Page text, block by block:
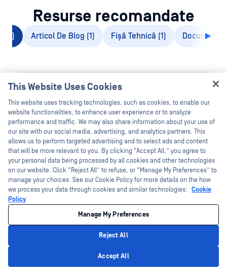
Resurse recomandate
(3) Articol De Blog (1) Fișă Tehnică (1)
Fișă Tehnică
Fișa tehnică MetaDefender ICAP
This Website Uses Cookies
This website uses tracking technologies, such as cookies, to enable our
website functionalities, to enhance user experience or to analyze
performance and traffic. We may also share information about your use of
our site with our social media, advertising, and analytics partners. This
allows us to perform targeted advertising and to select ads and content
that will be more relevant to you. By clicking “Accept All,” you agree to
your personal data being processed by all cookies and other technologies
on our website. Click “Reject All” to refuse, or “Manage My Preferences” to
manage your choices. See our Cookie Policy for more details on the how
we process your data through cookies and similar technologies: Cookie
Policy
Manage My Preferences
Reject All
Accept All
Hey there!
I'm Ozzy, your OPSWAT virtual assistant.
How can I help you secure what's critical
today?